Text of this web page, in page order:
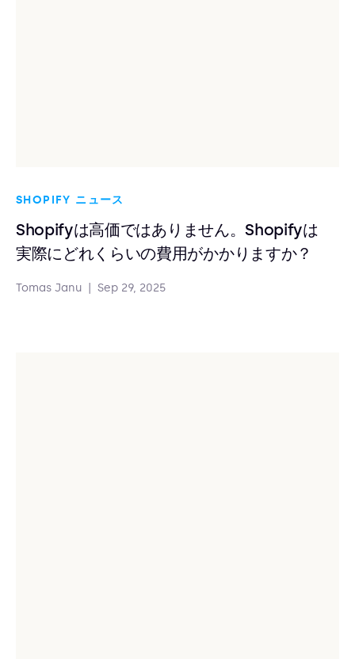
SHOPIFY ニュース
Shopifyは高価ではありません。Shopifyは
実際にどれくらいの費用がかかりますか？
Tomas Janu Sep 29, 2025